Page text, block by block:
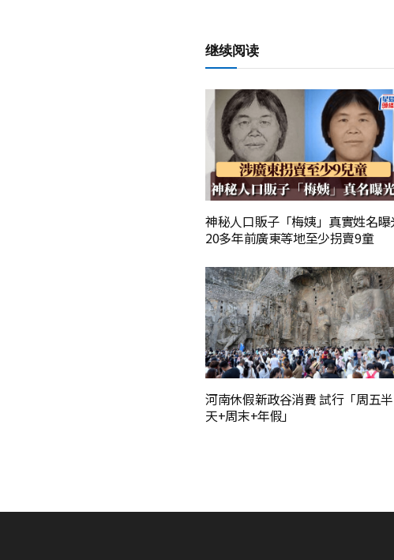
继续阅读
神秘人口販子「梅姨」真實姓名曝
20多年前廣東等地至少拐賣9童
河南休假新政谷消費 試行「周五半
天+周末+年假」